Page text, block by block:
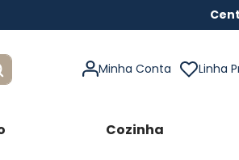
Minha Conta Linha
Cozinha